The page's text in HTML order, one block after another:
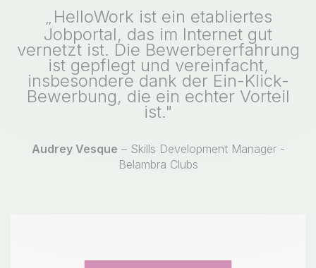
HelloWork ist ein etabliertes
Jobportal, das im Internet gut
vernetzt ist. Die Bewerbererfahrung
ist gepflegt und vereinfacht,
insbesondere dank der Ein-Klick-
Bewerbung, die ein echter Vorteil
ist."
Audrey Vesque – Skills Development Manager -
Belambra Clubs